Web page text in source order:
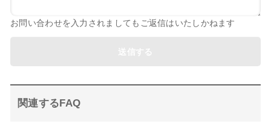
お問い合わせを入力されましてもご返信はいたしかねます
関連するFAQ